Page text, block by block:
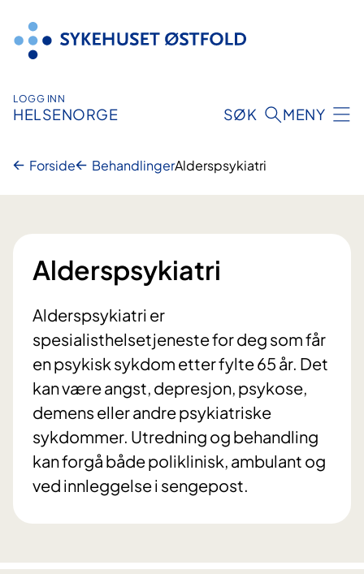
innhold
LOGG INN
HELSENORGE SØK MENY
Forside BehandlingerAlderspsykiatri
Alderspsykiatri
Alderspsykiatri er
spesialisthelsetjeneste for deg som får
en psykisk sykdom etter fylte 65 år. Det
kan være angst, depresjon, psykose,
demens eller andre psykiatriske
sykdommer. Utredning og behandling
kan forgå både poliklinisk, ambulant og
ved innleggelse i sengepost.